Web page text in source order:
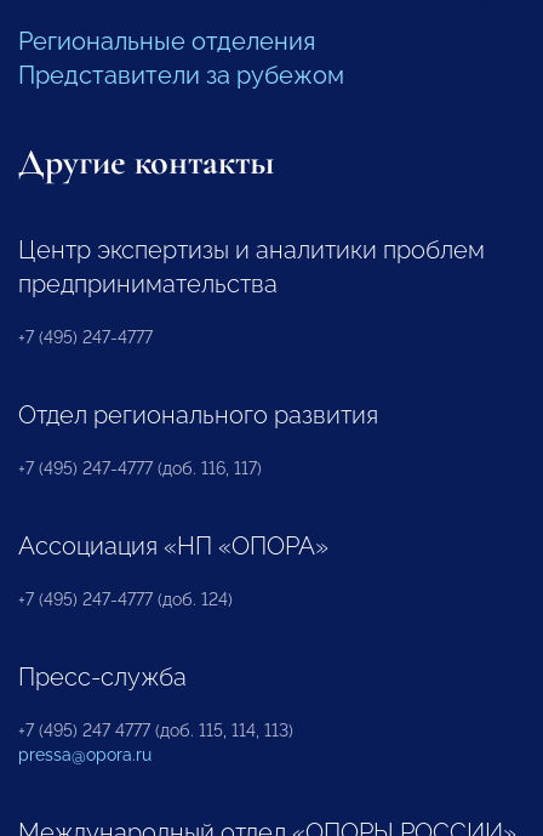
Региональные отделения
Представители за рубежом
Другие контакты
Центр экспертизы и аналитики проблем
предпринимательства
+7 (495) 247-4777
Отдел регионального развития
+7 (495) 247-4777 (доб. 116, 117)
Ассоциация «НП «ОПОРА»
+7 (495) 247-4777 (доб. 124)
Пресс-служба
+7 (495) 247 4777 (доб. 115, 114, 113)
pressa@opora.ru